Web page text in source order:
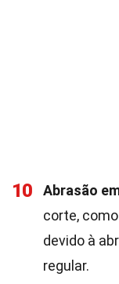
10 Abrasão
corte,
devido à
regular.